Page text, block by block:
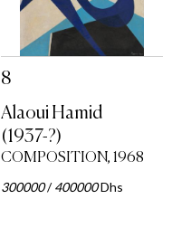
8
Alaoui Hamid
(1937-?)
COMPOSITION, 1968
300000/400000Dhs